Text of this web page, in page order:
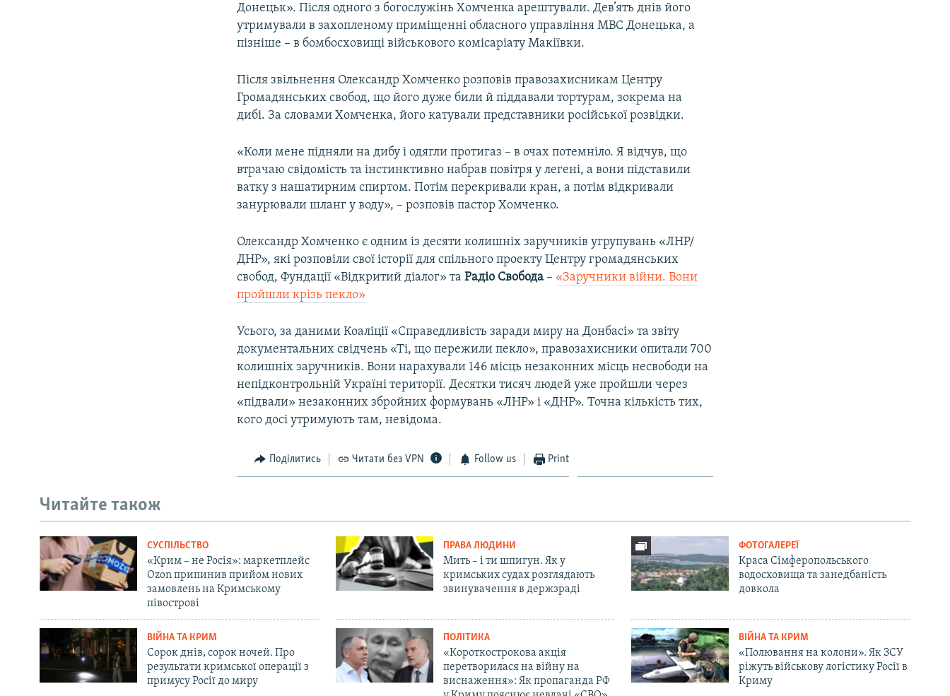
Донецьк». Після одного з богослужінь Хомченка арештували. Дев’ять днів його
утримували в захопленому приміщенні обласного управління МВС Донецька, а
пізніше – в бомбосховищі військового комісаріату Макіївки.
Після звільнення Олександр Хомченко розповів правозахисникам Центру
Громадянських свобод, що його дуже били й піддавали тортурам, зокрема на
дибі. За словами Хомченка, його катували представники російської розвідки.
«Коли мене підняли на дибу і одягли протигаз – в очах потемніло. Я відчув, що
втрачаю свідомість та інстинктивно набрав повітря у легені, а вони підставили
ватку з нашатирним спиртом. Потім перекривали кран, а потім відкривали
занурювали шланг у воду», – розповів пастор Хомченко.
Олександр Хомченко є одним із десяти колишніх заручників угрупувань «ЛНР/
ДНР», які розповіли свої історії для спільного проекту Центру громадянських
свобод, Фундації «Відкритий діалог» таРадіо Свобода – «Заручники війни. Вони
пройшли крізь пекло»
Усього, за даними Коаліції «Справедливість заради миру на Донбасі» та звіту
документальних свідчень «Ті, що пережили пекло», правозахисники опитали 700
колишніх заручників. Вони нарахували 146 місць незаконних місць несвободи на
непідконтрольній Україні території. Десятки тисяч людей уже пройшли через
«підвали» незаконних збройних формувань «ЛНР» і «ДНР». Точна кількість тих,
кого досі утримують там, невідома.
Поділитись Читати без VPN Follow us Print
Читайте також
СУСПІЛЬСТВО
«Крим – не Росія»: маркетплейс
Ozon припинив прийом нових
замовлень на Кримському
півострові
ПРАВА ЛЮДИНИ
Мить – і ти шпигун. Як у
кримських судах розглядають
звинувачення в держзраді
ФОТОГАЛЕРЕЇ
Краса Сімферопольського
водосховища та занедбаність
довкола
ВІЙНА ТА КРИМ
Сорок днів, сорок ночей. Про
результати кримської операції з
примусу Росії до миру
ПОЛІТИКА
«Короткострокова акція
перетворилася на війну на
виснаження»: Як пропаганда РФ
ВІЙНА ТА КРИМ
«Полювання на колони». Як ЗСУ
ріжуть військову логістику Росії в
Криму